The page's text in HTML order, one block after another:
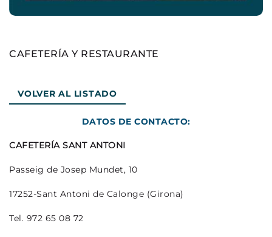
CAFETERÍA Y RESTAURANTE
VOLVER AL LISTADO
DATOS DE CONTACTO:
CAFETERÍA SANT ANTONI
Passeig de Josep Mundet, 10
17252-Sant Antoni de Calonge (Girona)
Tel. 972 65 08 72